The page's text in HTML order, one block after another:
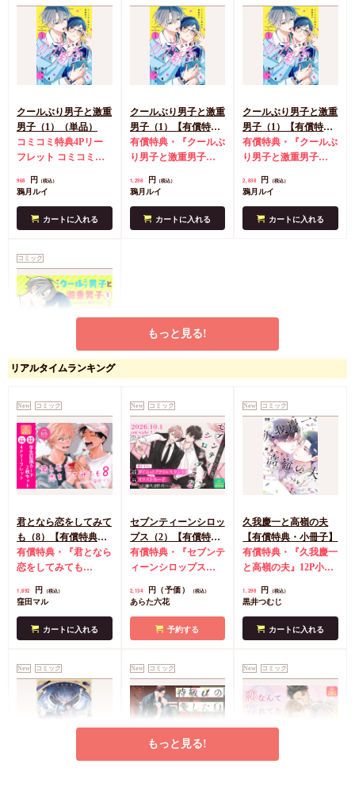
クールぶり男子と激重
男子（1）（単品）
コミコミ特典4Pリー
フレット コミコミ特
ド
968 円 （税込）
鴉月ルイ
カートに入れる
クールぶり男子と激重
男子（1）【有償特
典・小冊子】
有償特典・『クールぶ
り男子と激重男子
ミ特典4Pリーフレッ
アイラストカード
1,298 円 （税込）
鴉月ルイ
カートに入れる
クールぶり男子と激重
男子（1）【有償特
典・アクリルスタン
ド】
有償特典・『クールぶ
り男子と激重男子
ンド コミコミ特典4P
ミ特典クリアイラスト
カード
2,838 円 （税込）
鴉月ルイ
カートに入れる
コミック
クールぶり男子と激重
典・小冊子＋アクリル
スタンド】
有償特典・『クールぶ
り男子と激重男子
（1）』小冊子 有償特
典・『クールぶり男子
と激重男子（1）』ア
クリルスタンド コミ
リアイラストカード
3,168 円（税込）
鴉月ルイ
カートに入れる
もっと見る!
リアルタイムランキング
New コミック
君となら恋をしてみて
も（8）【有償特典・
学生証風カード2枚セ
ット】
有償特典・『君となら
恋をしてみても
ド2枚セット
1,892 円 （税込）
窪田マル
カートに入れる
New コミック
セブンティーンシロッ
プス（2）【有償特
典・ダイカットアクリ
ルスタンド】
有償特典・『セブンテ
ィーンシロップス
クリルスタンド
店舗共通特典ペー
パー
2,134 円（予価） （税込）
あらた六花
予約する
New コミック
久我慶一と高嶺の夫
【有償特典・小冊子】
有償特典・『久我慶一
と高嶺の夫』12P小冊
ーフレット
1,298 円 （税込）
黒井つむじ
カートに入れる
New コミック New コミック New コミック
もっと見る!